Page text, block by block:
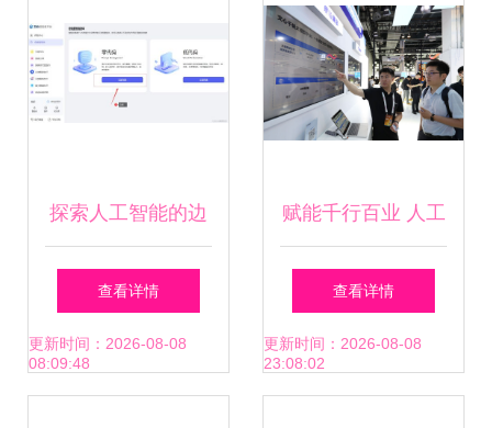
探索人工智能的边
界 gpt 4.0与文心一
言 4.0免费使用体
查看详情
更新时间：2026-08-08
08:09:48
赋能千行百业 人工
智能应用多点开花
查看详情
更新时间：2026-08-08
23:08:02